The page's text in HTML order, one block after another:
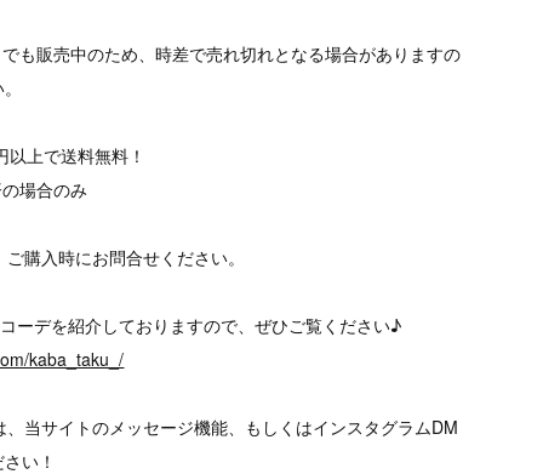
も販売中のため、時差で売れ切れとなる場合がありますの
上で送料無料！
場合のみ
購入時にお問合せください。
ーデを紹介しておりますので、ぜひご覧ください♪
kaba_taku_/
当サイトのメッセージ機能、もしくはインスタグラムDM
い！